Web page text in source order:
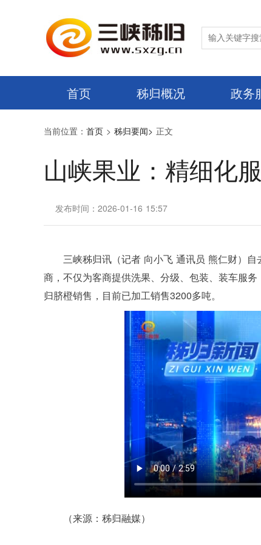
首页 秭归概况 政务
当前位置： 首页 > 秭归要闻> 正文
山峡果业：精细化
发布时间：2026-01-16 15:57
三峡秭归讯（记者 向小飞 通讯员 熊仁财） 自
商，不仅为客商提供洗果、分级、包装、装车服
归脐橙销售，目前已加工销售3200多吨。
（来源：秭归融媒）